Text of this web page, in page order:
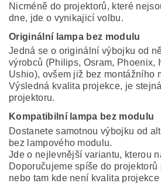
Nicméně do projektorů, které
dne, jde o vynikajicí volbu.
Originální lampa bez modulu
Jedná se o originální výbojku od
výrobců (Philips, Osram, Phoenix,
Ushio), ovšem již bez montážního
Výsledná kvalita projekce, je
projektoru.
Kompatibilní lampa bez modulu
Dostanete samotnou výbojku od
bez lampového modulu.
Jde o nejlevnější variantu, kterou
Doporučujeme spíše do
nebo tam kde není kvalita